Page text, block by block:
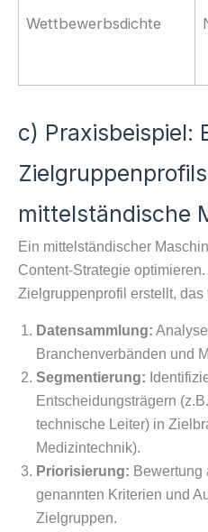
Wettbewerbsdichte
c) Praxisbeispiel:
mittelständische
Ein mittelständischer
Content-Strategie
Zielgruppenprofil erstellt,
Datensammlung:
Branchenverbänden und
Segmentierung:
Entscheidungsträgern
technische Leiter) in
Medizintechnik).
Priorisierung: Bewertung
genannten Kriterien und
Zielgruppen.